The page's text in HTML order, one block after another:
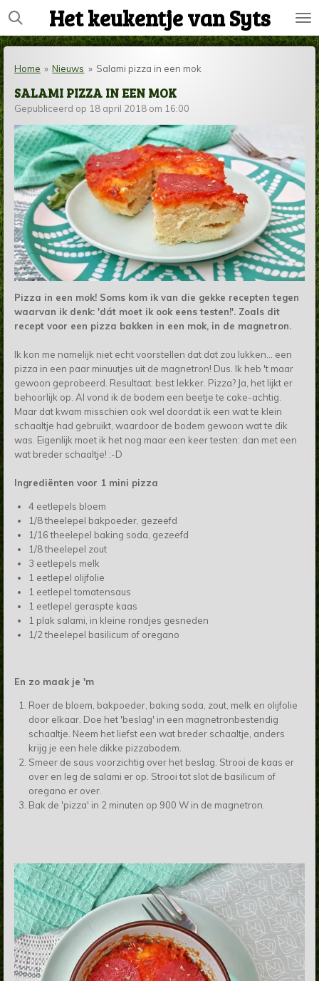
Ga
direct
naar
hoofdinhoud
Het keukentje van Syts
Home » Nieuws » Salami pizza in een mok
SALAMI PIZZA IN EEN MOK
Gepubliceerd op 18 april 2018 om 16:00
Pizza in een mok! Soms kom ik van die gekke recepten tegen
waarvan ik denk: 'dát moet ik ook eens testen!'. Zoals dit
recept voor een pizza bakken in een mok, in de magnetron.
Ik kon me namelijk niet echt voorstellen dat dat zou lukken... een
pizza in een paar minuutjes uit de magnetron! Dus. Ik heb 't maar
gewoon geprobeerd. Resultaat: best lekker. Pizza? Ja, het lijkt er
behoorlijk op. Al vond ik de bodem een beetje te cake-achtig.
Maar dat kwam misschien ook wel doordat ik een wat te klein
schaaltje had gebruikt, waardoor de bodem gewoon wat te dik
was. Eigenlijk moet ik het nog maar een keer testen: dan met een
wat breder schaaltje! :-D
Ingrediënten voor 1 mini pizza
4 eetlepels bloem
1/8 theelepel bakpoeder, gezeefd
1/16 theelepel baking soda, gezeefd
1/8 theelepel zout
3 eetlepels melk
1 eetlepel olijfolie
1 eetlepel tomatensaus
1 eetlepel geraspte kaas
1 plak salami, in kleine rondjes gesneden
1/2 theelepel basilicum of oregano
En zo maak je 'm
Roer de bloem, bakpoeder, baking soda, zout, melk en olijfolie
door elkaar. Doe het 'beslag' in een magnetronbestendig
schaaltje. Neem het liefst een wat breder schaaltje, anders
krijg je een hele dikke pizzabodem.
Smeer de saus voorzichtig over het beslag. Strooi de kaas er
over en leg de salami er op. Strooi tot slot de basilicum of
oregano er over.
Bak de 'pizza' in 2 minuten op 900 W in de magnetron.